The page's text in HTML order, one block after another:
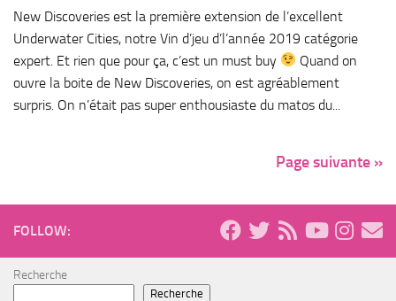
New Discoveries est la première extension de l’excellent
Underwater Cities, notre Vin d’jeu d’l’année 2019 catégorie
expert. Et rien que pour ça, c’est un must buy
Quand on
ouvre la boite de New Discoveries, on est agréablement
surpris. On n’était pas super enthousiaste du matos du...
Page suivante »
FOLLOW:
Recherche
Recherche